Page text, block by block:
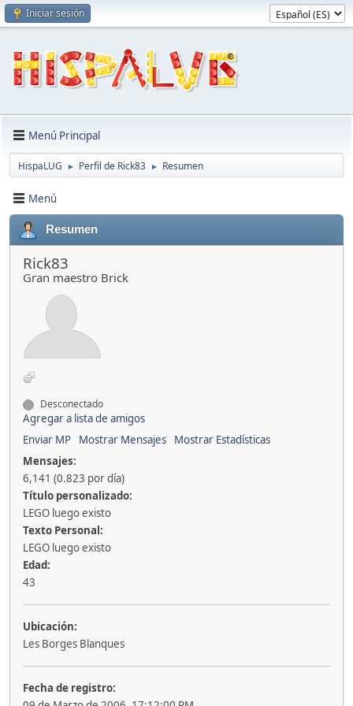
Iniciar sesión
Menú Principal
HispaLUG ► Perfil de Rick83 ► Resumen
Menú
Resumen
Rick83
Gran maestro Brick
Desconectado
Agregar a lista de amigos
Enviar MP
Mostrar Mensajes
Mostrar Estadísticas
Mensajes:
6,141 (0.823 por día)
Título personalizado:
LEGO luego existo
Texto Personal:
LEGO luego existo
Edad:
43
Ubicación:
Les Borges Blanques
Fecha de registro: